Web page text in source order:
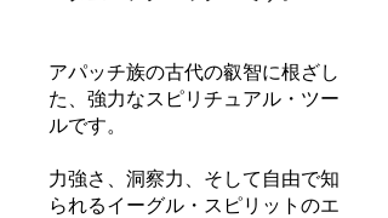
アパッチ族の古代の叡智に根ざし
た、強力なスピリチュアル・ツー
ルです。
力強さ、洞察力、そして自由で知
られるイーグル・スピリットのエ